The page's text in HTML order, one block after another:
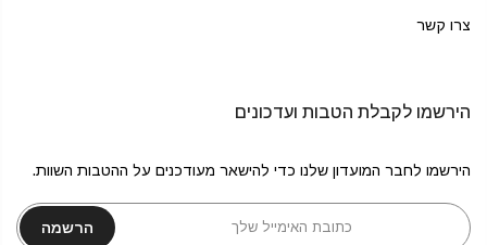
צרו קשר
הירשמו לקבלת הטבות ועדכונים
הירשמו לחבר המועדון שלנו כדי להישאר מעודכנים על ההטבות השוות.
הרשמה